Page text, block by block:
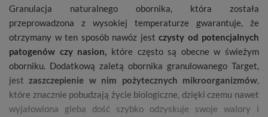
Granulacja naturalnego obornika, która została
przeprowadzona z wysokiej temperaturze gwarantuje, że
otrzymany w ten sposób nawóz jest czysty od potencjalnych
patogenów czy nasion, które często są obecne w świeżym
oborniku. Dodatkową zaletą obornika granulowanego Target,
jestzaszczepienie w nim pożytecznych mikroorganizmów,
które znacznie pobudzają życie biologiczne, dzięki czemu nawet
wyjałowiona gleba dość szybko odzyskuje swoje walory i